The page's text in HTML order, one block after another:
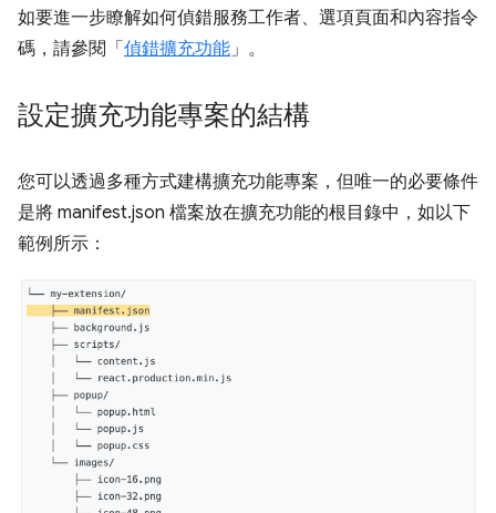
如要進一步瞭解如何偵錯服務工作者、選項頁面和內容指令
碼，請參閱「 偵錯擴充功能」。
設定擴充功能專案的結構
您可以透過多種方式建構擴充功能專案，但唯一的必要條件
是將 manifest.json 檔案放在擴充功能的根目錄中，如以下
範例所示：